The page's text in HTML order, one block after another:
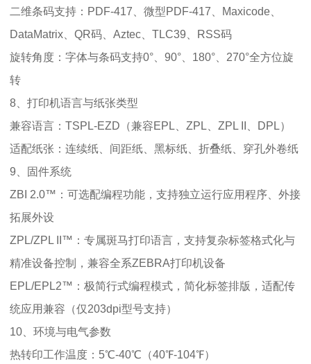
二维条码支持：PDF-417、微型PDF-417、Maxicode、
DataMatrix、QR码、Aztec、TLC39、RSS码
旋转角度：字体与条码支持0°、90°、180°、270°全方位旋
转
8、打印机语言与纸张类型
兼容语言：TSPL-EZD（兼容EPL、ZPL、ZPL II、DPL）
适配纸张：连续纸、间距纸、黑标纸、折叠纸、穿孔外卷纸
9、固件系统
ZBI 2.0™：可选配编程功能，支持独立运行应用程序、外接
拓展外设
ZPL/ZPL II™：专属斑马打印语言，支持复杂标签格式化与
精准设备控制，兼容全系ZEBRA打印机设备
EPL/EPL2™：极简行式编程模式，简化标签排版，适配传
统应用兼容（仅203dpi型号支持）
10、环境与电气参数
热转印工作温度：5℃-40℃（40℉-104℉）